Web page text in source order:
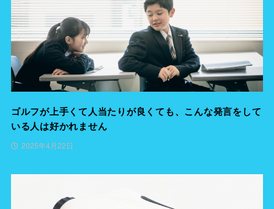
ゴルフが上手くて人当たりが良くても、こんな発言をして
いる人は好かれません
2025年4月22日